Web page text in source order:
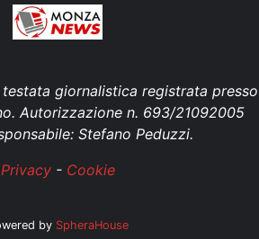
giornalistica registrata presso
Autorizzazione n. 693/21092005
Stefano Peduzzi.
Privacy- Cookie
by SpheraHouse